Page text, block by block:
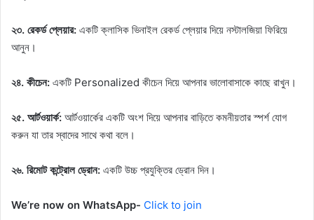
২৩. রেকর্ড প্লেয়ার: একটি ক্লাসিক ভিনাইল রেকর্ড প্লেয়ার দিয়ে নস্টালজিয়া ফিরিয়ে
আনুন।
২৪. কীচেন: একটি Personalized কীচেন দিয়ে আপনার ভালোবাসাকে কাছে রাখুন।
২৫. আর্টওয়ার্ক: আর্টওয়ার্কের একটি অংশ দিয়ে আপনার বাড়িতে কমনীয়তার স্পর্শ যোগ
করুন যা তার স্বাদের সাথে কথা বলে।
২৬. রিমোট কন্ট্রোল ড্রোন: একটি উচ্চ প্রযুক্তির ড্রোন দিন।
We’re now on WhatsApp- Click to join